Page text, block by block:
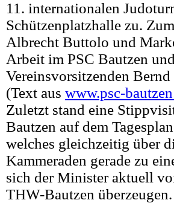
11. internationalen
Schützenplatzhalle zu. Z
Albrecht Buttolo und
Arbeit im PSC Bautzen
Vereinsvorsitzenden
(Text aus www.psc-
Zuletzt stand eine
Bautzen auf dem
welches gleichzeitig über
Kammeraden gerade zu
sich der Minister aktuell
THW-Bautzen überzeugen.